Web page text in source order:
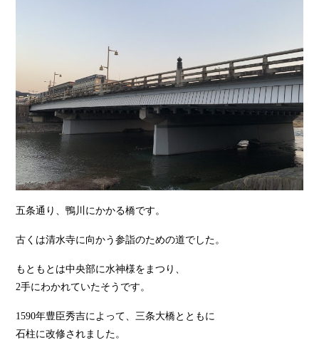
五条通り、鴨川にかかる橋です。
古くは清水寺に向かう参詣のための道でした。
もともとは中央部に水神様をまつり、
2手にわかれていたそうです。
1590年豊臣秀吉によって、三条大橋とともに
石柱に改修されました。